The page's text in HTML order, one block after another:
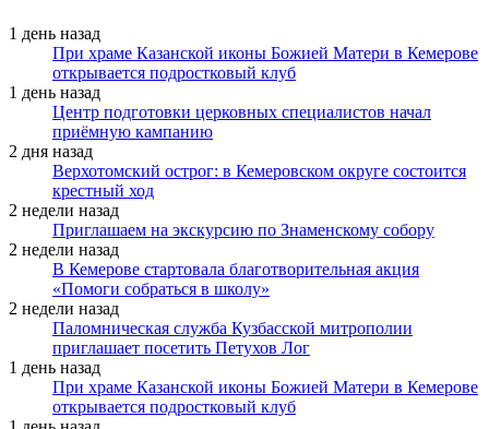
1 день назад
При храме Казанской иконы Божией Матери в Кемерове
открывается подростковый клуб
1 день назад
Центр подготовки церковных специалистов начал
приёмную кампанию
2 дня назад
Верхотомский острог: в Кемеровском округе состоится
крестный ход
2 недели назад
Приглашаем на экскурсию по Знаменскому собору
2 недели назад
В Кемерове стартовала благотворительная акция
«Помоги собраться в школу»
2 недели назад
Паломническая служба Кузбасской митрополии
приглашает посетить Петухов Лог
1 день назад
При храме Казанской иконы Божией Матери в Кемерове
открывается подростковый клуб